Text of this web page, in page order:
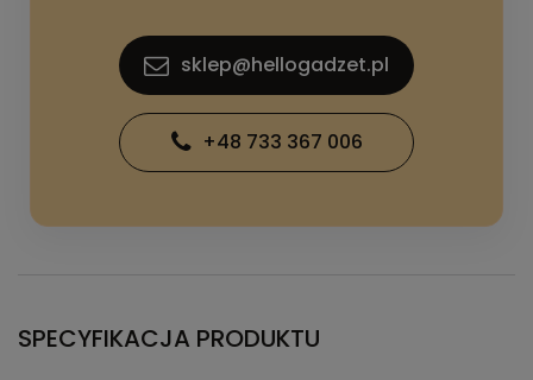
sklep@hellogadzet.pl
+48 733 367 006
SPECYFIKACJA PRODUKTU